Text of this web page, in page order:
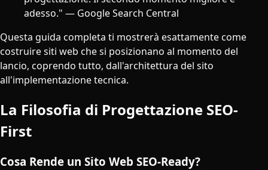
adesso." — Google Search Central
Questa guida completa ti mostrerà esattamente come
costruire siti web che si posizionano al momento del
lancio, coprendo tutto, dall'architettura del sito
all'implementazione tecnica.
La Filosofia di Progettazione SEO-
First
Cosa Rende un Sito Web SEO-Ready?